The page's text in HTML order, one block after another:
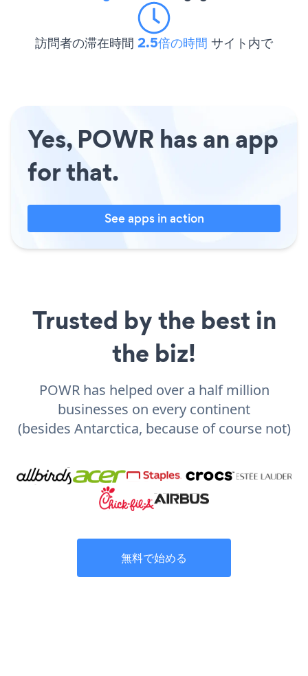
訪問者の滞在時間 2.5倍の時間 サイト内で
Yes, POWR has an app
for that.
See apps in action
Trusted by the best in
the biz!
POWR has helped over a half million
businesses on every continent
(besides Antarctica, because of course not)
無料で始める